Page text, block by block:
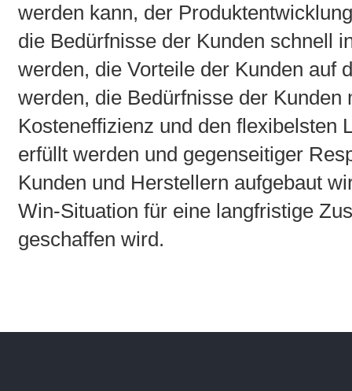
werden kann, der
die Bedürfnisse der Kunden schnell
werden, die Vorteile der Kunden auf
werden, die Bedürfnisse der Kunden
Kosteneffizienz und den flexibelsten
erfüllt werden und gegenseitiger
Kunden und Herstellern aufgebaut
Win-Situation für eine langfristige
geschaffen wird.